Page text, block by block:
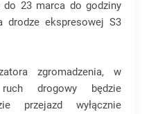
23 marca do godziny
drodze ekspresowej S3
zgromadzenia, w
drogowy będzie
przejazd wyłącznie